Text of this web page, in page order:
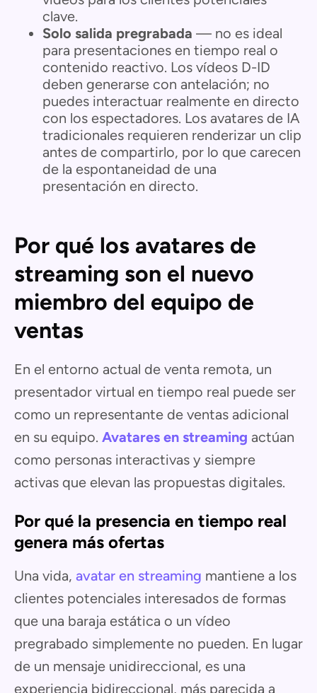
clave.
Solo salida pregrabada — no es ideal
para presentaciones en tiempo real o
contenido reactivo. Los vídeos D-ID
deben generarse con antelación; no
puedes interactuar realmente en directo
con los espectadores. Los avatares de IA
tradicionales requieren renderizar un clip
antes de compartirlo, por lo que carecen
de la espontaneidad de una
presentación en directo.
Por qué los avatares de
streaming son el nuevo
miembro del equipo de
ventas
En el entorno actual de venta remota, un
presentador virtual en tiempo real puede ser
como un representante de ventas adicional
en su equipo. Avatares en streaming actúan
como personas interactivas y siempre
activas que elevan las propuestas digitales.
Por qué la presencia en tiempo real
genera más ofertas
Una vida, avatar en streaming mantiene a los
clientes potenciales interesados de formas
que una baraja estática o un vídeo
pregrabado simplemente no pueden. En lugar
de un mensaje unidireccional, es una
experiencia bidireccional, más parecida a